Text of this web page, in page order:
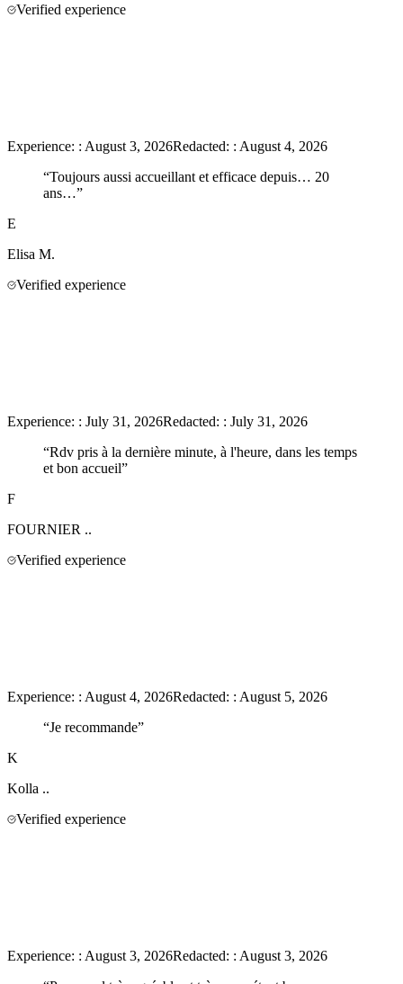
Verified experience
Experience: : August 3, 2026Redacted: : August 4, 2026
“Toujours aussi accueillant et efficace depuis… 20
ans…”
E
Elisa M.
Verified experience
Experience: : July 31, 2026Redacted: : July 31, 2026
“Rdv pris à la dernière minute, à l'heure, dans les temps
et bon accueil”
F
FOURNIER ..
Verified experience
Experience: : August 4, 2026Redacted: : August 5, 2026
“Je recommande”
K
Kolla ..
Verified experience
Experience: : August 3, 2026Redacted: : August 3, 2026